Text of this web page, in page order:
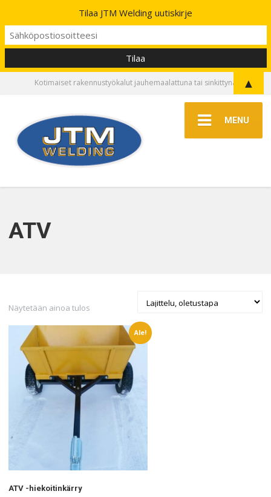
Kotimaiset rakennustyökalut jauhemaalattuna tai sinkittynä
MENU
ATV
Näytetään ainoa tulos
Ale!
ATV -hiekoitinkärry
Tilaa JTM Welding uutiskirje
▲